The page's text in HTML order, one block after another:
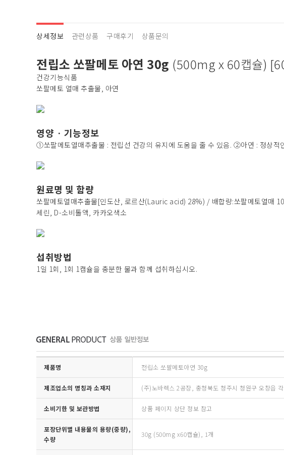
상세정보 관련상품 구매후기 상품문의
전립소 쏘팔메토 아연 30g (500mg x 60캡슐)
건강기능식품
쏘팔메토 열매 추출물, 아연
영양 · 기능정보
①쏘팔메토열매추출물 : 전립선 건강의 유지에 도움을 줄 수 있음. ②아연 : 정상적
원료명 및 함량
쏘팔메토열매추출물[인도산, 로르산(Lauric acid) 28%) / 배합량:쏘팔메토열매
세린, D-소비톨액, 카카오색소
섭취방법
1일 1회, 1회 1캡슐을 충분한 물과 함께 섭취하십시오.
제품명 전립소 쏘팔메토아연 30g
제조업소의 명칭과 소재지 (주)노바렉스 2공장, 충청북도 청주시 청원구 오창읍
소비기한 및 보관방법 상품 페이지 상단 정보 참고
포장단위별 내용물의 용량(중량),
수량
30g (500mg x60캡슐), 1개